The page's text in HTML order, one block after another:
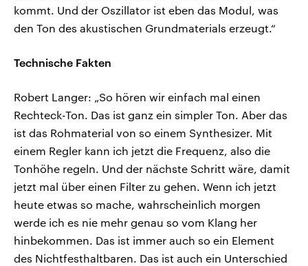
kommt. Und der Oszillator ist eben das Modul, was
den Ton des akustischen Grundmaterials erzeugt.“
Technische Fakten
Robert Langer: „So hören wir einfach mal einen
Rechteck-Ton. Das ist ganz ein simpler Ton. Aber das
ist das Rohmaterial von so einem Synthesizer. Mit
einem Regler kann ich jetzt die Frequenz, also die
Tonhöhe regeln. Und der nächste Schritt wäre, damit
jetzt mal über einen Filter zu gehen. Wenn ich jetzt
heute etwas so mache, wahrscheinlich morgen
werde ich es nie mehr genau so vom Klang her
hinbekommen. Das ist immer auch so ein Element
des Nichtfesthaltbaren. Das ist auch ein Unterschied